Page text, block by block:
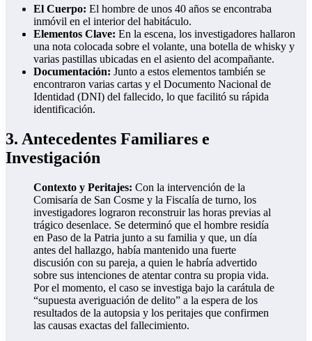
El Cuerpo: El hombre de unos 40 años se encontraba
inmóvil en el interior del habitáculo.
Elementos Clave: En la escena, los investigadores hallaron
una nota colocada sobre el volante, una botella de whisky y
varias pastillas ubicadas en el asiento del acompañante.
Documentación: Junto a estos elementos también se
encontraron varias cartas y el Documento Nacional de
Identidad (DNI) del fallecido, lo que facilitó su rápida
identificación.
3. Antecedentes Familiares e
Investigación
Contexto y Peritajes: Con la intervención de la
Comisaría de San Cosme y la Fiscalía de turno, los
investigadores lograron reconstruir las horas previas al
trágico desenlace. Se determinó que el hombre residía
en Paso de la Patria junto a su familia y que, un día
antes del hallazgo, había mantenido una fuerte
discusión con su pareja, a quien le habría advertido
sobre sus intenciones de atentar contra su propia vida.
Por el momento, el caso se investiga bajo la carátula de
“supuesta averiguación de delito” a la espera de los
resultados de la autopsia y los peritajes que confirmen
las causas exactas del fallecimiento.